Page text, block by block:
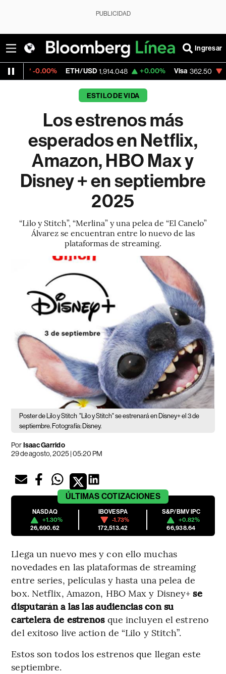
PUBLICIDAD
Ingresar
ETH/USD 1,914.048 +0.00% Visa 362.50 -2.15%
ESTILO DE VIDA
Los estrenos más
esperados en Netflix,
Amazon, HBO Max y
Disney + en septiembre
2025
“Lilo y Stitch”, “Merlina” y una pelea de “El Canelo”
Álvarez se encuentran entre lo nuevo de las
plataformas de streaming.
Poster de Lilo y Stitch "Lilo y Stitch" se estrenará en Disney+ el 3 de
septiembre. Fotografía: Disney.
PorIsaac Garrido
29 de agosto, 2025 | 05:20 PM
ÚLTIMAS COTIZACIONES
NASDAQ
+1.30%
26,690.62
IBOVESPA
-1.73%
172,513.42
S&P/BMV IPC
+0.82%
66,938.64
Llega un nuevo mes y con ello muchas
novedades en las plataformas de streaming
entre series, películas y hasta una pelea de
box. Netflix, Amazon, HBO Max y Disney+se
disputarán a las las audiencias con su
cartelera de estrenos que incluyen el estreno
del exitoso live action de “Lilo y Stitch”.
Estos son todos los estrenos que llegan este
septiembre.